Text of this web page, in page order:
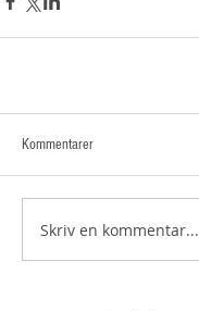
Kommentarer
Skriv en kommentar...